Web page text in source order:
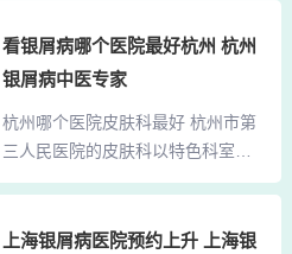
业后一直从事皮肤病、性传播疾病
临床医疗工作30余年，有丰富的临
独特见解。3、胡根堂，一位在济南
90医院担任干细胞...
队，擅长诊治各类皮肤疾病。 中山
大学孙逸仙纪念医院皮肤科，其皮
声誉，拥有丰富的临床经验和先进
的诊疗技术。广州空军458医院在皮
肤病治疗领域享有较高声誉，位于
院成立于建国初期，是国家首批重
看银屑病哪个医院最好杭州 杭州
银屑病中医专家
杭州哪个医院皮肤科最好 杭州市第
三人民医院的皮肤科以特色科室著
称，可能在某些方面会更为突出。
能得到妥善的治疗。杭州市第二人
上海银屑病医院预约上升 上海银